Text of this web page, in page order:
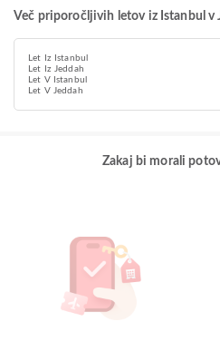
Več priporočljivih letov iz Istanbul v
Let Iz Istanbul
Let Iz Jeddah
Let V Istanbul
Let V Jeddah
Zakaj bi morali